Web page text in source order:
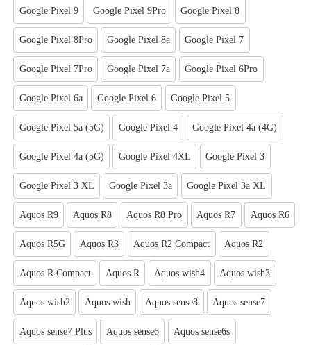
Google Pixel 9 Google Pixel 9Pro Google Pixel 8
Google Pixel 8Pro Google Pixel 8a Google Pixel 7
Google Pixel 7Pro Google Pixel 7a Google Pixel 6Pro
Google Pixel 6a Google Pixel 6 Google Pixel 5
Google Pixel 5a (5G) Google Pixel 4 Google Pixel 4a (4G)
Google Pixel 4a (5G) Google Pixel 4XL Google Pixel 3
Google Pixel 3 XL Google Pixel 3a Google Pixel 3a XL
Aquos R9 Aquos R8 Aquos R8 Pro Aquos R7 Aquos R6
Aquos R5G Aquos R3 Aquos R2 Compact Aquos R2
Aquos R Compact Aquos R Aquos wish4 Aquos wish3
Aquos wish2 Aquos wish Aquos sense8 Aquos sense7
Aquos sense7 Plus Aquos sense6 Aquos sense6s